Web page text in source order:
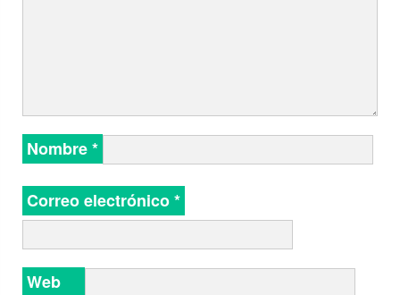
Nombre*
Correo electrónico*
Web